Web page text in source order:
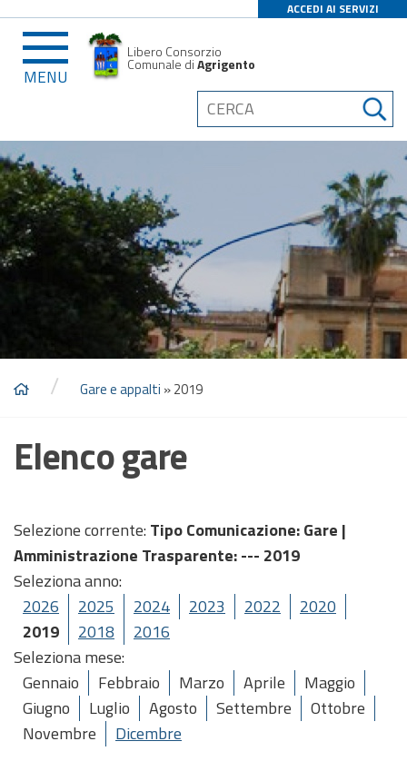
ACCEDI AI SERVIZI
MENU
Libero Consorzio
Comunale diAgrigento
/ Gare e appalti »2019
Elenco gare
Selezione corrente: Tipo Comunicazione: Gare |
Amministrazione Trasparente: --- 2019
Seleziona anno:
2026
2025 2024 2023 2022
2020
2019
2018
2016
Seleziona mese:
Gennaio
Febbraio Marzo Aprile
Maggio
Giugno
Luglio Agosto Settembre
Ottobre
Novembre
Dicembre